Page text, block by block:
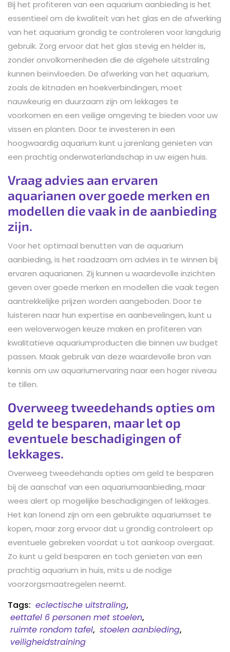
Bij het profiteren van een aquarium aanbieding is het
essentieel om de kwaliteit van het glas en de afwerking
van het aquarium grondig te controleren voor langdurig
gebruik. Zorg ervoor dat het glas stevig en helder is,
zonder onvolkomenheden die de algehele uitstraling
kunnen beïnvloeden. De afwerking van het aquarium,
zoals de kitnaden en hoekverbindingen, moet
nauwkeurig en duurzaam zijn om lekkages te
voorkomen en een veilige omgeving te bieden voor uw
vissen en planten. Door te investeren in een
hoogwaardig aquarium kunt u jarenlang genieten van
een prachtig onderwaterlandschap in uw eigen huis.
Vraag advies aan ervaren
aquarianen over goede merken en
modellen die vaak in de aanbieding
zijn.
Voor het optimaal benutten van de aquarium
aanbieding, is het raadzaam om advies in te winnen bij
ervaren aquarianen. Zij kunnen u waardevolle inzichten
geven over goede merken en modellen die vaak tegen
aantrekkelijke prijzen worden aangeboden. Door te
luisteren naar hun expertise en aanbevelingen, kunt u
een weloverwogen keuze maken en profiteren van
kwalitatieve aquariumproducten die binnen uw budget
passen. Maak gebruik van deze waardevolle bron van
kennis om uw aquariumervaring naar een hoger niveau
te tillen.
Overweeg tweedehands opties om
geld te besparen, maar let op
eventuele beschadigingen of
lekkages.
Overweeg tweedehands opties om geld te besparen
bij de aanschaf van een aquariumaanbieding, maar
wees alert op mogelijke beschadigingen of lekkages.
Het kan lonend zijn om een gebruikte aquariumset te
kopen, maar zorg ervoor dat u grondig controleert op
eventuele gebreken voordat u tot aankoop overgaat.
Zo kunt u geld besparen en toch genieten van een
prachtig aquarium in huis, mits u de nodige
voorzorgsmaatregelen neemt.
Tags: eclectische uitstraling,
eettafel 6 personen met stoelen,
ruimte rondom tafel, stoelen aanbieding,
veiligheidstraining